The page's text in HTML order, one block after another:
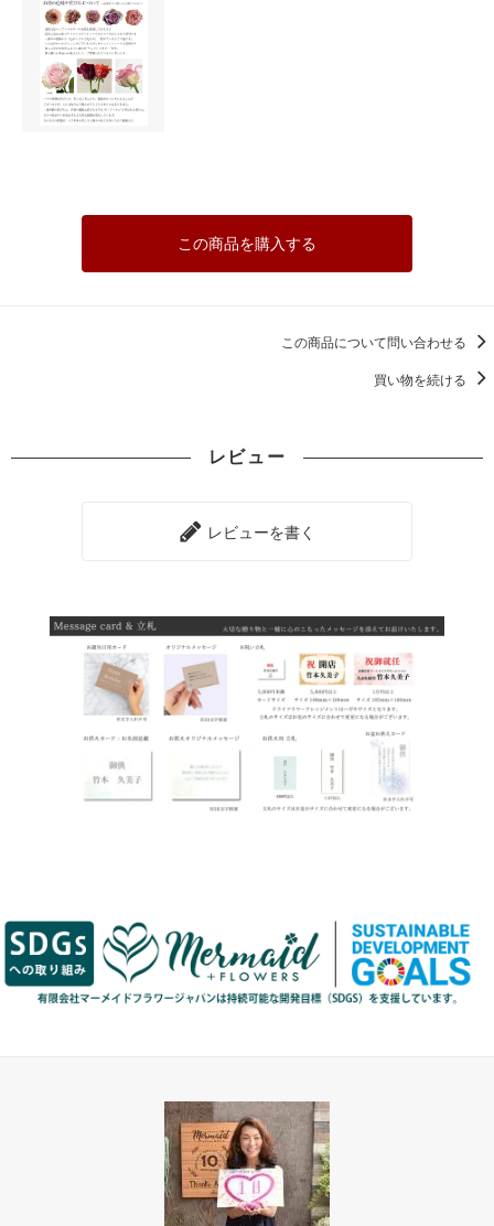
この商品を購入する
この商品について問い合わせる
買い物を続ける
レビュー
レビューを書く